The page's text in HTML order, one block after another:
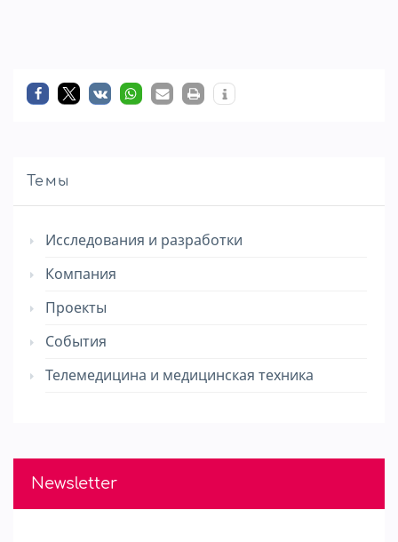
Темы
Исследования и разработки
Компания
Проекты
События
Телемедицина и медицинская техника
Newsletter